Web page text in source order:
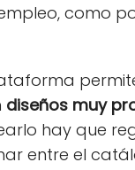
como
diseños muy
hay que
entre el